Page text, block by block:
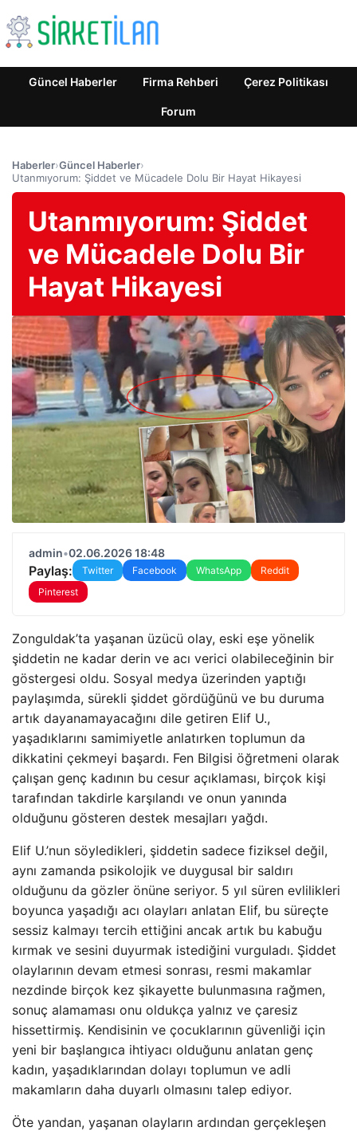
Güncel Haberler Firma Rehberi Çerez Politikası
Forum
Haberler›Güncel Haberler›
Utanmıyorum: Şiddet ve Mücadele Dolu Bir Hayat Hikayesi
Utanmıyorum: Şiddet
ve Mücadele Dolu Bir
Hayat Hikayesi
admin•02.06.2026 18:48
Paylaş: Twitter Facebook WhatsApp
Reddit
Pinterest
Zonguldak’ta yaşanan üzücü olay, eski eşe yönelik
şiddetin ne kadar derin ve acı verici olabileceğinin bir
göstergesi oldu. Sosyal medya üzerinden yaptığı
paylaşımda, sürekli şiddet gördüğünü ve bu duruma
artık dayanamayacağını dile getiren Elif U.,
yaşadıklarını samimiyetle anlatırken toplumun da
dikkatini çekmeyi başardı. Fen Bilgisi öğretmeni olarak
çalışan genç kadının bu cesur açıklaması, birçok kişi
tarafından takdirle karşılandı ve onun yanında
olduğunu gösteren destek mesajları yağdı.
Elif U.’nun söyledikleri, şiddetin sadece fiziksel değil,
aynı zamanda psikolojik ve duygusal bir saldırı
olduğunu da gözler önüne seriyor. 5 yıl süren evlilikleri
boyunca yaşadığı acı olayları anlatan Elif, bu süreçte
sessiz kalmayı tercih ettiğini ancak artık bu kabuğu
kırmak ve sesini duyurmak istediğini vurguladı. Şiddet
olaylarının devam etmesi sonrası, resmi makamlar
nezdinde birçok kez şikayette bulunmasına rağmen,
sonuç alamaması onu oldukça yalnız ve çaresiz
hissettirmiş. Kendisinin ve çocuklarının güvenliği için
yeni bir başlangıca ihtiyacı olduğunu anlatan genç
kadın, yaşadıklarından dolayı toplumun ve adli
makamların daha duyarlı olmasını talep ediyor.
Öte yandan, yaşanan olayların ardından gerçekleşen